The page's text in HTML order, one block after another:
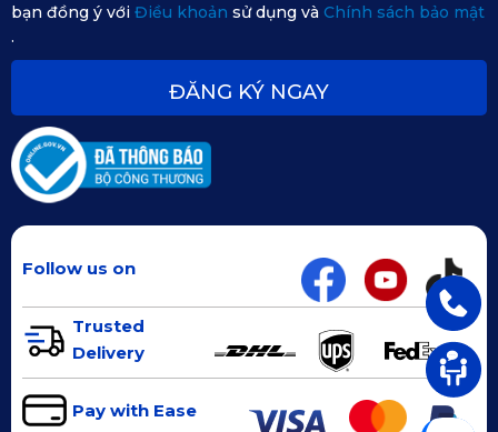
Lớp đáy đặc biệt giúp thảm đạt chỉ số ma sát tối ưu với sàn
3. Có thể tự lắp thảm sàn ô tô 360
bạn đồng ý với Điều khoản sử dụng và Chính sách bảo mật
.
ĐĂNG KÝ NGAY
Follow us on
Trusted
Delivery
Pay with Ease